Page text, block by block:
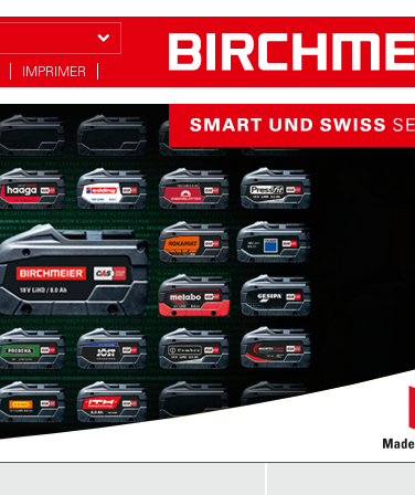
IMPRIMER